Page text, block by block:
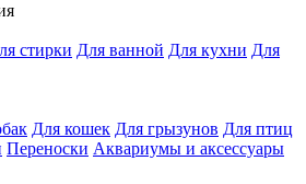
стирки Для ванной Для кухни Для
Для кошек Для грызунов Для птиц
Переноски Аквариумы и аксессуары